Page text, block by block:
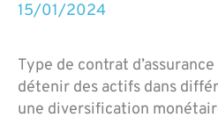
15/01/2024
Type de contrat
détenir des actifs dans
une diversification